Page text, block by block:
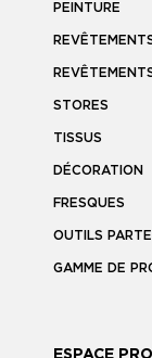
PEINTURE
STORES
TISSUS
DÉCORATION
FRESQUES
OUTILS
GAMME DE
ESPACE PRO